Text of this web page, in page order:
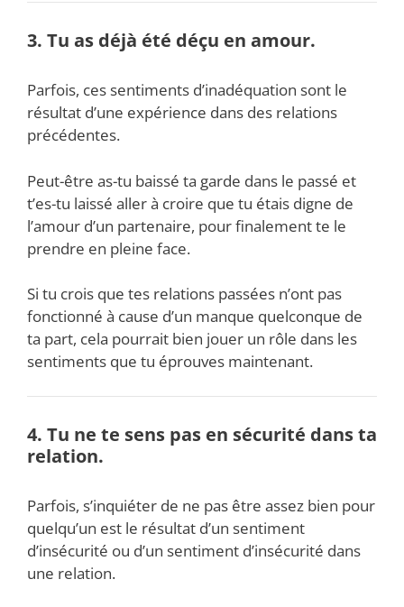
3. Tu as déjà été déçu en amour.
Parfois, ces sentiments d’inadéquation sont le
résultat d’une expérience dans des relations
précédentes.
Peut-être as-tu baissé ta garde dans le passé et
t’es-tu laissé aller à croire que tu étais digne de
l’amour d’un partenaire, pour finalement te le
prendre en pleine face.
Si tu crois que tes relations passées n’ont pas
fonctionné à cause d’un manque quelconque de
ta part, cela pourrait bien jouer un rôle dans les
sentiments que tu éprouves maintenant.
4. Tu ne te sens pas en sécurité dans ta
relation.
Parfois, s’inquiéter de ne pas être assez bien pour
quelqu’un est le résultat d’un sentiment
d’insécurité ou d’un sentiment d’insécurité dans
une relation.